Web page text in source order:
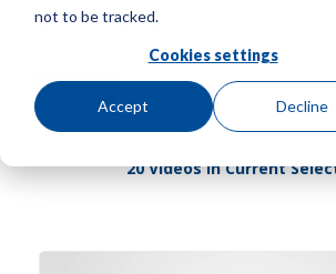
not to be tracked.
Cookies settings
Accept Decline
Zurücksetzen
20 Videos In Current